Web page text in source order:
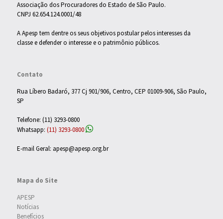
Associação dos Procuradores do Estado de São Paulo.
CNPJ 62.654.124.0001/48
A Apesp tem dentre os seus objetivos postular pelos interesses da
classe e defender o interesse e o patrimônio públicos.
Contato
Rua Líbero Badaró, 377 Cj 901/906, Centro, CEP 01009-906, São Paulo,
SP
Telefone: (11) 3293-0800
Whatsapp: (11) 3293-0800
E-mail Geral: apesp@apesp.org.br
Mapa do Site
APESP
Notícias
Benefícios